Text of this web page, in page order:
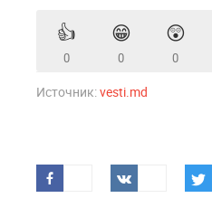
👍
0
😁
0
😲
0
Источник:vesti.md